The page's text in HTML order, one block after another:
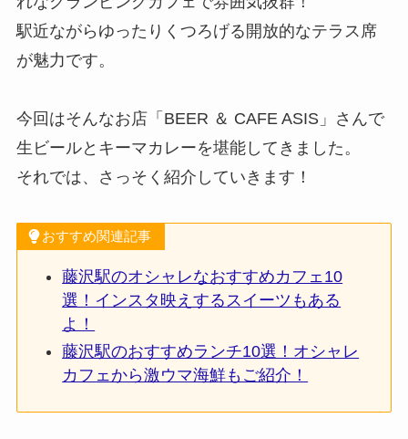
駅近ながらゆったりくつろげる開放的なテラス席
が魅力です。
今回はそんなお店「BEER ＆ CAFE ASIS」さんで
生ビールとキーマカレーを堪能してきました。
それでは、さっそく紹介していきます！
おすすめ関連記事
藤沢駅のオシャレなおすすめカフェ10
選！インスタ映えするスイーツもある
よ！
藤沢駅のおすすめランチ10選！オシャレ
カフェから激ウマ海鮮もご紹介！